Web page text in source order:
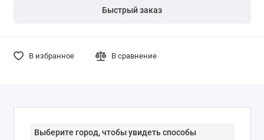
Быстрый заказ
В избранное В сравнение
Выберите город, чтобы увидеть способы